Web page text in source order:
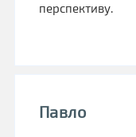
перспективу.
Павло